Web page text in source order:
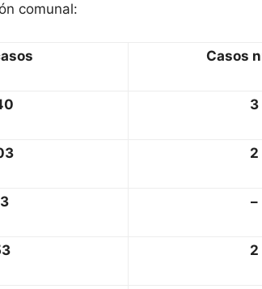
comunal:
Casos
3
2
–
2